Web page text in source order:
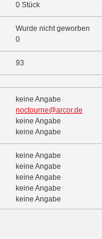
0 Stück
Wurde nicht geworben
0
93
keine Angabe
noctourne@arcor.de
keine Angabe
keine Angabe
keine Angabe
keine Angabe
keine Angabe
keine Angabe
keine Angabe